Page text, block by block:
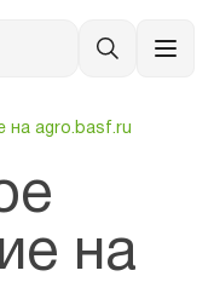
на agro.basf.ru
на